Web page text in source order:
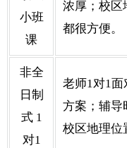
小班
课
浓厚；校区
都很方便。
非全
日制
式 1
对1
老师1对1
方案；辅导
校区地理位